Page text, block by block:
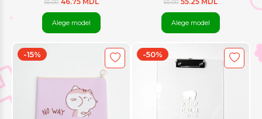
55.00
Alege model
65.00
Alege model
-15% -50%